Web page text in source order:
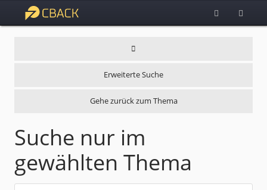
Erweiterte Suche
Gehe zurück zum Thema
Suche nur im
gewählten Thema